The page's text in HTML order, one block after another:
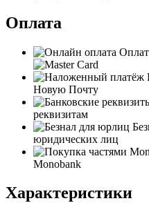
Оплата
Новую Почту
реквизитам
юридических лиц
Monobank
Характеристики